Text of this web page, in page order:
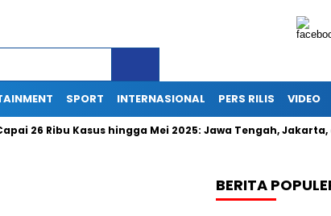
SPORT INTERNASIONAL PERS RILIS VIDEO
26 Ribu Kasus hingga Mei 2025: Jawa Tengah,
BERITA